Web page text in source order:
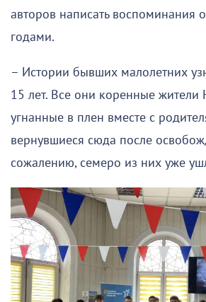
авторов написать воспоминания
годами.
– Истории бывших малолетних
15 лет. Все они коренные жители
угнанные в плен вместе с
вернувшиеся сюда после
сожалению, семеро из них уже